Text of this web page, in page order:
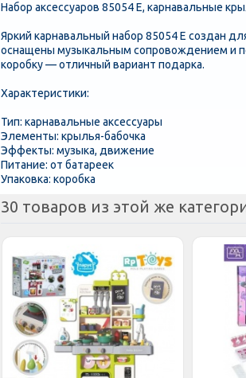
Набор аксессуаров 85054 E, карнавальные
Яркий карнавальный набор 85054 E создан
оснащены музыкальным сопровождением и
коробку — отличный вариант подарка.
Характеристики:
Тип: карнавальные аксессуары
Элементы: крылья-бабочка
Эффекты: музыка, движение
Питание: от батареек
Упаковка: коробка
30 товаров из этой же